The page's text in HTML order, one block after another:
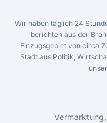
Wir haben täglich 24
berichten aus der
Einzugsgebiet von circa
Stadt aus Politik,